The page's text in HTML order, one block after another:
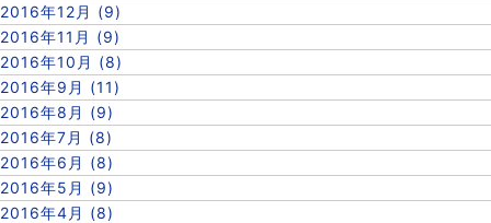
2016年12月 (9)
2016年11月 (9)
2016年10月 (8)
2016年9月 (11)
2016年8月 (9)
2016年7月 (8)
2016年6月 (8)
2016年5月 (9)
2016年4月 (8)